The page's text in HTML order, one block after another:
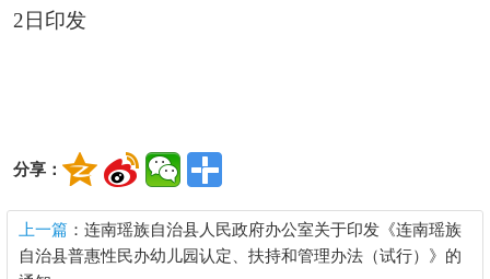
2日印发
分享：
上一篇 ：连南瑶族自治县人民政府办公室关于印发《连南瑶族
自治县普惠性民办幼儿园认定、扶持和管理办法（试行）》的